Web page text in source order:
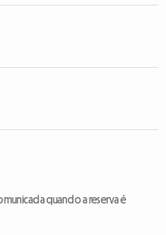
quando a reserva é